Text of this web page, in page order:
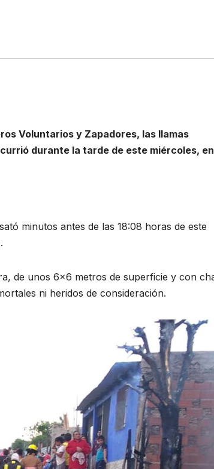
Voluntarios y Zapadores, las llamas
durante la tarde de este miércoles, en
minutos antes de las 18:08 horas de este
de unos 6×6 metros de superficie y con
ni heridos de consideración.